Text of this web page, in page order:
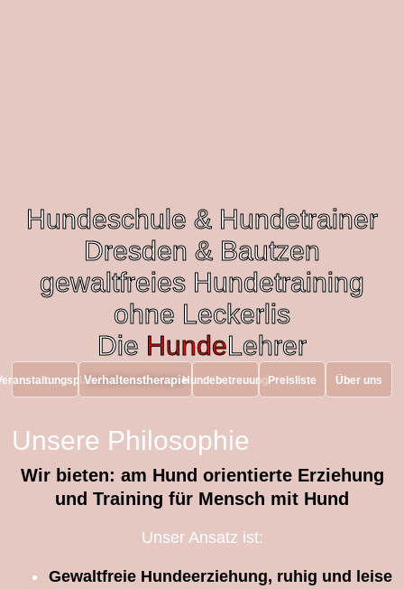
Hundeschule & Hundetrainer
Dresden & Bautzen
gewaltfreies Hundetraining
ohne Leckerlis
Die HundeLehrer
VerhaltenstherapieHundebetreuung Preisliste Über uns
Unsere Philosophie
Wir bieten: am Hund orientierte Erziehung
und Training für Mensch mit Hund
Unser Ansatz ist:
Gewaltfreie Hundeerziehung, ruhig und leise